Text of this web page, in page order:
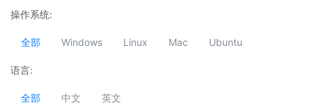
操作系统:
全部 Windows Linux Mac Ubuntu
语言:
全部 中文 英文